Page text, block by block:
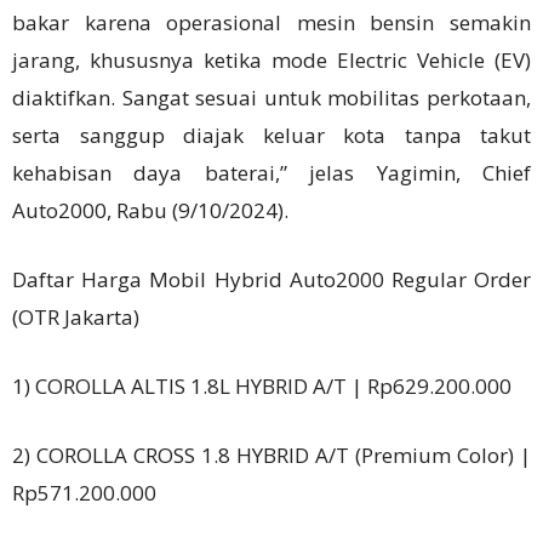
bakar karena operasional mesin bensin semakin
jarang, khususnya ketika mode Electric Vehicle (EV)
diaktifkan. Sangat sesuai untuk mobilitas perkotaan,
serta sanggup diajak keluar kota tanpa takut
kehabisan daya baterai,” jelas Yagimin, Chief
Auto2000, Rabu (9/10/2024).
Daftar Harga Mobil Hybrid Auto2000 Regular Order
(OTR Jakarta)
1) COROLLA ALTIS 1.8L HYBRID A/T | Rp629.200.000
2) COROLLA CROSS 1.8 HYBRID A/T (Premium Color) |
Rp571.200.000